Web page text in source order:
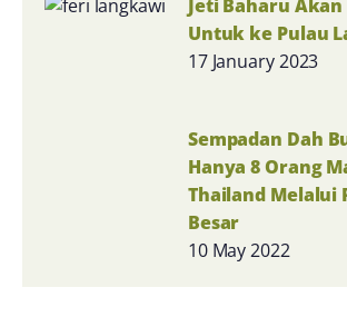
Jeti Baharu
Untuk ke Pulau
17 January 2023
Sempadan Dah
Hanya 8 Orang
Thailand Melalui
Besar
10 May 2022